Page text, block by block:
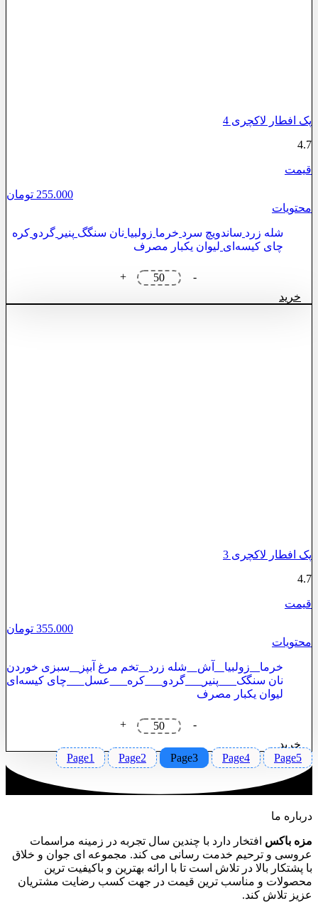
پک افطار لاکچری 4
4.7
قیمت
255.000 تومان
محتویات
شله زرد ساندویچ سرد خرما زولبیا نان سنگگ پنیر گردو کره
چای کیسه‌ای لیوان یکبار مصرف
-
پک
افطار
+
خرید
پک افطار لاکچری 3
4.7
قیمت
355.000 تومان
محتویات
خرما زولبیا آش شله زرد تخم مرغ آبپز
سبزی خوردن
نان سنگک
پنیر گردو کره عسل
چای کیسه‌ای
لیوان یکبار مصرف
-
پک
افطار
لاکچری
3
عدد
+
خرید
Page1 Page2 Page3 Page4 Page5
درباره ما
مزه باکس افتخار دارد با چندین سال تجربه در زمینه مراسمات
عروسی و ترحیم خدمت رسانی می کند. مجموعه ای جوان و خلاق
با پشتکار بالا در تلاش است تا با ارائه بهترین و باکیفیت ترین
محصولات و مناسب ترین قیمت در جهت کسب رضایت مشتریان
عزیز تلاش کند.